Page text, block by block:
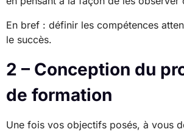
En bref : définir les compétences
le succès.
2 – Conception du
de formation
Une fois vos objectifs posés, à vous